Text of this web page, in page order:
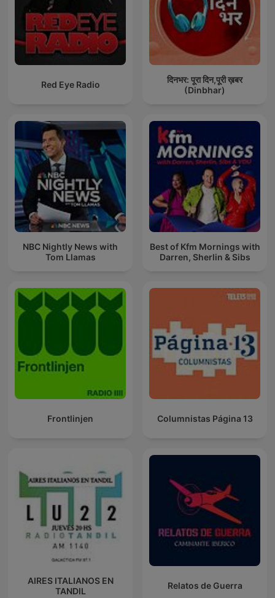
Red Eye Radio
दिनभर: पूरा दिन,पूरी ख़बर
(Dinbhar)
NBC Nightly News with
Tom Llamas
Best of Kfm Mornings with
Darren, Sherlin & Sibs
Frontlinjen Columnistas Página 13
AIRES ITALIANOS EN
TANDIL
Relatos de Guerra